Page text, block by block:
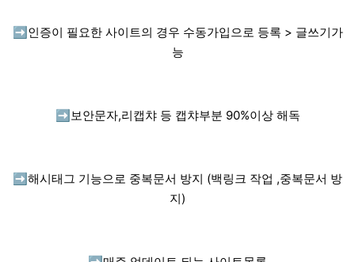
➡️ 인증이 필요한 사이트의 경우 수동가입으로 등록 > 글쓰기가
능
➡️ 보안문자,리캡챠 등 캡챠부분 90%이상 해독
➡️ 해시태그 기능으로 중복문서 방지 (백링크 작업 ,중복문서 방
지)